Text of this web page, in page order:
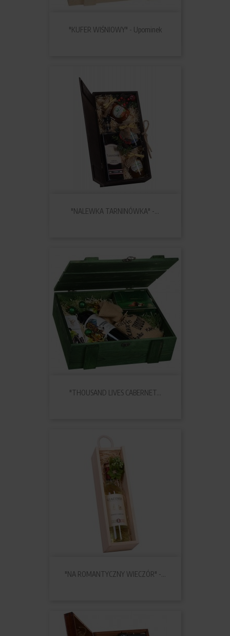
"KUFER WIŚNIOWY" - Upominek
"NALEWKA TARNINÓWKA" -...
"THOUSAND LIVES CABERNET...
"NA ROMANTYCZNY WIECZÓR" -...